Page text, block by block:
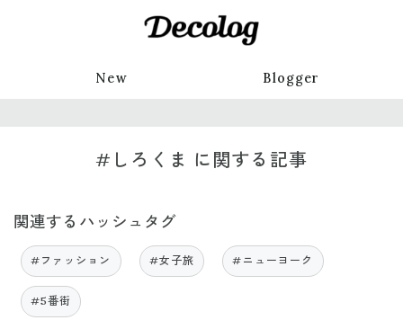
New Blogger
#しろくま に関する記事
関連するハッシュタグ
#ファッション #女子旅 #ニューヨーク
#5番街